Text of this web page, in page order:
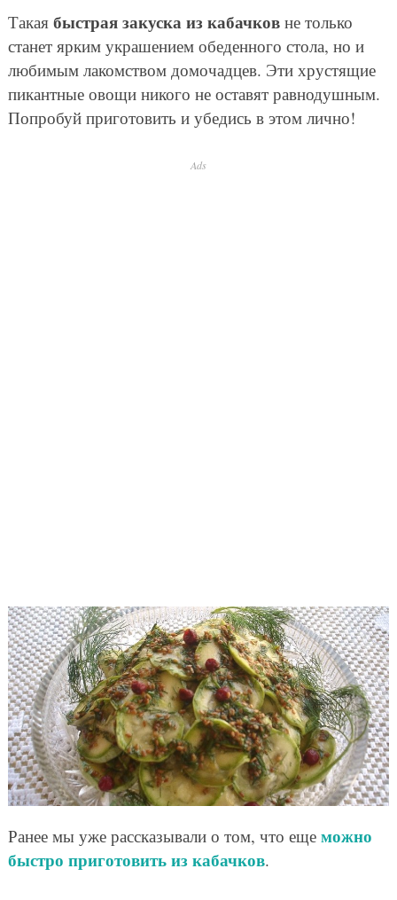
Такая быстрая закуска из кабачковне только
станет ярким украшением обеденного стола, но и
любимым лакомством домочадцев. Эти хрустящие
пикантные овощи никого не оставят равнодушным.
Попробуй приготовить и убедись в этом лично!
Ads
Ранее мы уже рассказывали о том, что еще можно
быстро приготовить из кабачков.